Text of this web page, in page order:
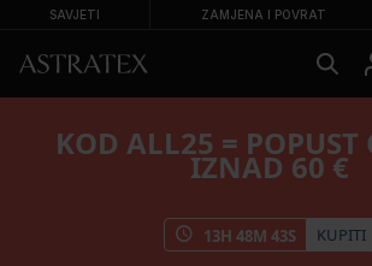
SAVJETI ZAMJENA I POVRAT
KOD ALL25 = POPUST
IZNAD 60 €
13H 48M 42S KUPITI